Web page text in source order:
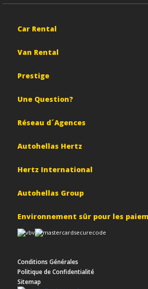
Car Rental
Van Rental
Prestige
Une Question?
Réseau d´Agences
Autohellas Hertz
Hertz International
Autohellas Group
Environnement sûr pour les
Conditions Générales
Politique de Confidentialité
Sitemap